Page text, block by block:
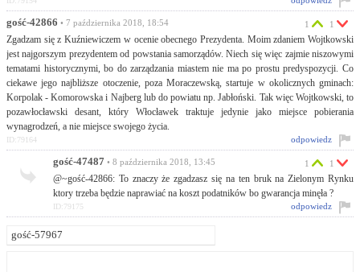
gość-42866 • 7 października 2018, 18:54
Zgadzam się z Kuźniewiczem w ocenie obecnego Prezydenta. Moim zdaniem Wojtkowski
jest najgorszym prezydentem od powstania samorządów. Niech się więc zajmie niszowymi
tematami historycznymi, bo do zarządzania miastem nie ma po prostu predyspozycji. Co
ciekawe jego najbliższe otoczenie, poza Moraczewską, startuje w okolicznych gminach:
Korpolak - Komorowska i Najberg lub do powiatu np. Jabłoński. Tak więc Wojtkowski, to
pozawłocławski desant, który Włocławek traktuje jedynie jako miejsce pobierania
wynagrodzeń, a nie miejsce swojego życia.
1 1
odpowiedz
ID:79164
gość-47487 • 8 października 2018, 13:45
@~gość-42866: To znaczy że zgadzasz się na ten bruk na Zielonym Rynku
ktory trzeba będzie naprawiać na koszt podatników bo gwarancja minęła ?
1 1
odpowiedz
ID:79175